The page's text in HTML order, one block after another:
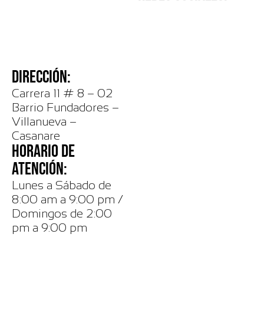
DIRECCIÓN:
Carrera 11 # 8 – 02
Barrio Fundadores –
Villanueva –
Casanare
HORARIO DE
ATENCIÓN:
Lunes a Sábado de
8:00 am a 9:00 pm /
Domingos de 2:00
pm a 9:00 pm